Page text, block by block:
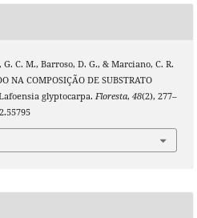
C. M., Barroso, D. G., & Marciano, C. R.
NA COMPOSIÇÃO DE SUBSTRATO
glyptocarpa. Floresta, 48(2), 277–